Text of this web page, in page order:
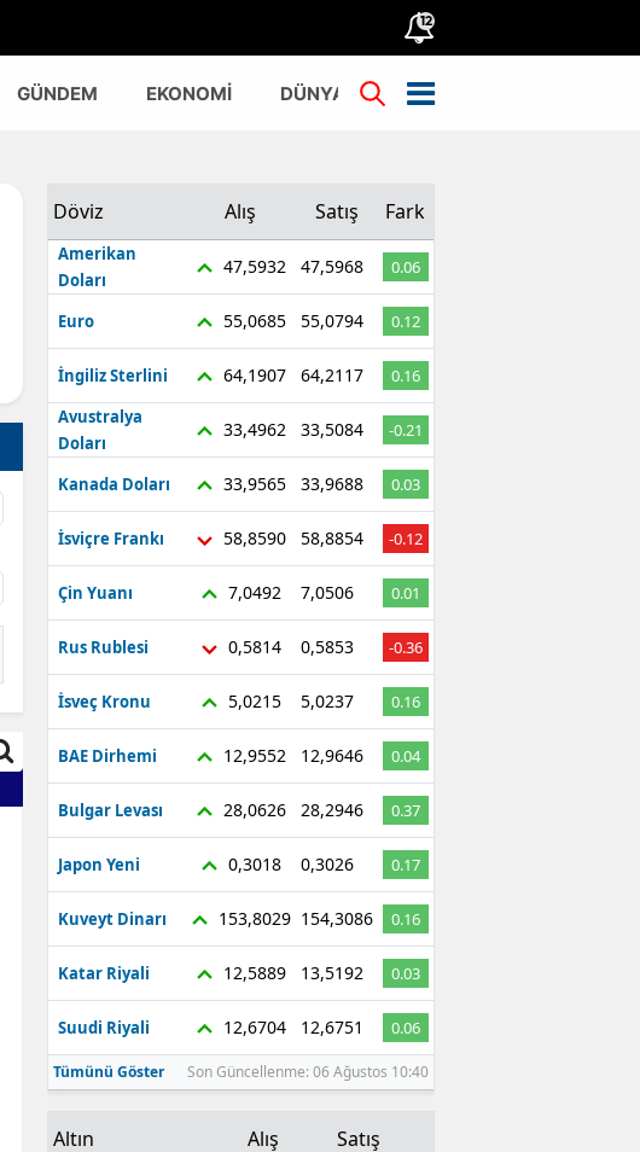
12
GÜNDEM EKONOMİ DÜNYA TÜRKİYE
Döviz Alış Satış Fark
Amerikan
Doları
47,5932 47,5968 0.06
Euro 55,0685 55,0794 0.12
İngiliz Sterlini 64,1907 64,2117
0.16
Avustralya
Doları
33,4962 33,5084 -0.21
Kanada Doları 33,9565 33,9688 0.03
İsviçre Frankı 58,8590 58,8854 -0.12
Çin Yuanı 7,0492 7,0506 0.01
Rus Rublesi 0,5814 0,5853 -0.36
İsveç Kronu 5,0215 5,0237 0.16
BAE Dirhemi 12,9552 12,9646 0.04
Bulgar Levası 28,0626 28,2946 0.37
Japon Yeni 0,3018 0,3026 0.17
Kuveyt Dinarı 153,8029 154,3086 0.16
Katar Riyali 12,5889 13,5192 0.03
Suudi Riyali 12,6704 12,6751 0.06
Tümünü Göster Son Güncellenme: 06 Ağustos 10:40
Altın Alış Satış